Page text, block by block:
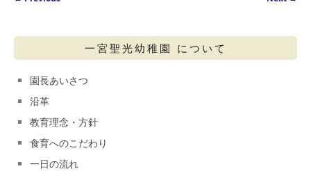
一宮聖光幼稚園 について
園長あいさつ
沿革
教育理念・方針
食育へのこだわり
一日の流れ